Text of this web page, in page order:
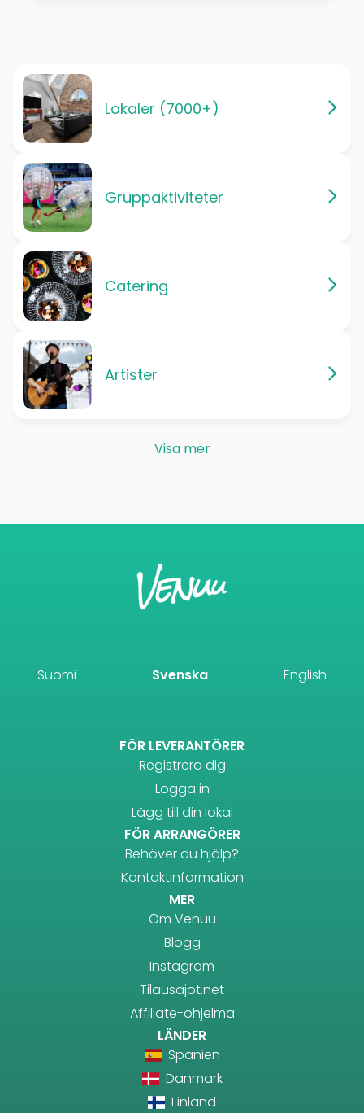
Lokaler (7000+)
Gruppaktiviteter
Catering
Artister
Visa mer
Suomi Svenska English
FÖR LEVERANTÖRER
Registrera dig
Logga in
Lägg till din lokal
FÖR ARRANGÖRER
Behöver du hjälp?
Kontaktinformation
MER
Om Venuu
Blogg
Instagram
Tilausajot.net
Affiliate-ohjelma
LÄNDER
Spanien
Danmark
Finland